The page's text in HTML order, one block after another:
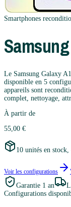
Smartphones
Samsung
Le Samsung Galaxy
disponible en 5
appareils sont
complet, nettoyage,
À partir de
55,00 €
10 unités en
Voir les configurations
Garantie 1 an
Configurations